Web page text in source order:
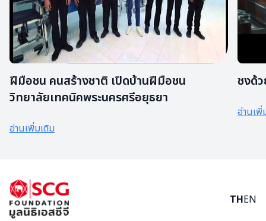
ฝีมือชน คนสร้างชาติ เปิดบ้านฝีมือชน
วิทยาลัยเทคนิคพระนครศรีอยุธยา
อ่านเพิ่มเติม
ชงด้
อ่านเพิ่
THEN